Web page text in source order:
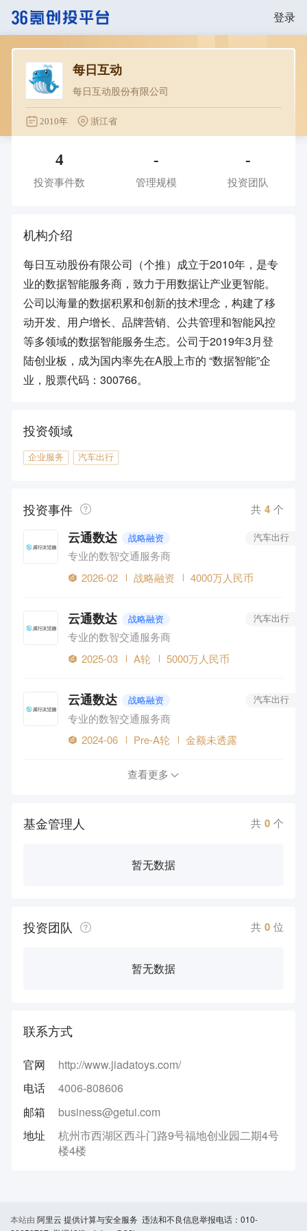
登录
每日互动
每日互动股份有限公司
2010年 浙江省
4
投资事件数
-
管理规模
-
投资团队
机构介绍
每日互动股份有限公司（个推）成立于2010年，是专
业的数据智能服务商，致力于用数据让产业更智能。
公司以海量的数据积累和创新的技术理念，构建了移
动开发、用户增长、品牌营销、公共管理和智能风控
等多领域的数据智能服务生态。公司于2019年3月登
陆创业板，成为国内率先在A股上市的 “数据智能”企
业，股票代码：300766。
投资领域
企业服务 汽车出行
投资事件 共 4 个
云通数达 战略融资
专业的数智交通服务商
汽车出行
2026-02 战略融资 4000万人民币
云通数达 战略融资
专业的数智交通服务商
汽车出行
2025-03 A轮 5000万人民币
云通数达 战略融资
专业的数智交通服务商
汽车出行
2024-06 Pre-A轮 金额未透露
查看更多
基金管理人 共 0 个
暂无数据
投资团队 共 0 位
暂无数据
联系方式
官网
http://www.jiadatoys.com/
电话
4006-808606
邮箱
business@getui.com
地址
杭州市西湖区西斗门路9号福地创业园二期4号
楼4楼
本站由 阿里云 提供计算与安全服务 违法和不良信息举报电话：010-